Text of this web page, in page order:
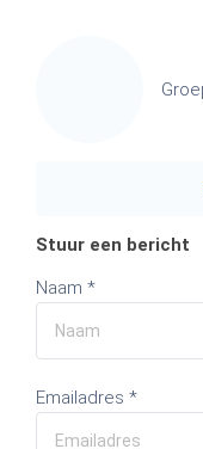
Stuur een bericht
Naam *
Emailadres *